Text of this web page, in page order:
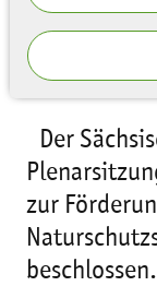
Der
zur